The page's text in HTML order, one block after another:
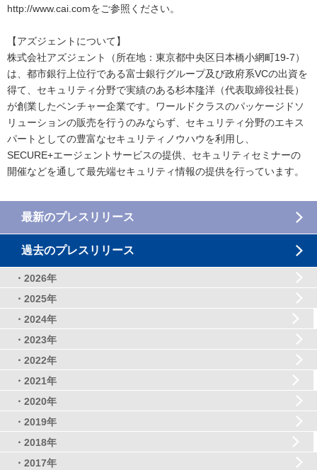
http://www.cai.comをご参照ください。
【アズジェントについて】
株式会社アズジェント（所在地：東京都中央区日本橋小網町19-7）
は、都市銀行上位行である富士銀行グループ及び政府系VCの出資を
得て、セキュリティ分野で実績のある杉本隆洋（代表取締役社長）
が創業したベンチャー企業です。ワールドクラスのパッケージドソ
リューションの販売を行うのみならず、セキュリティ分野のエキス
パートとしての豊富なセキュリティノウハウを利用し、
SECURE+エージェントサービスの提供、セキュリティセミナーの
開催などを通して最先端セキュリティ情報の提供を行っています。
最新のプレスリリース
過去のプレスリリース
・2026年
・2025年
・2024年
・2023年
・2022年
・2021年
・2020年
・2019年
・2018年
・2017年